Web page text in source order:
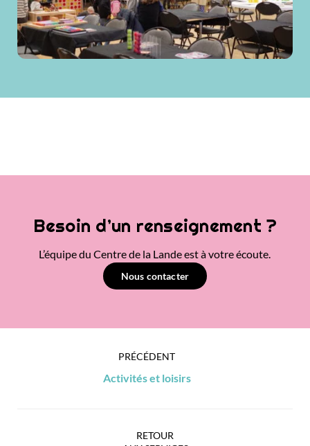
Besoin d’un renseignement ?
L’équipe du Centre de la Lande est à votre écoute.
Nous contacter
PRÉCÉDENT
Activités et loisirs
RETOUR